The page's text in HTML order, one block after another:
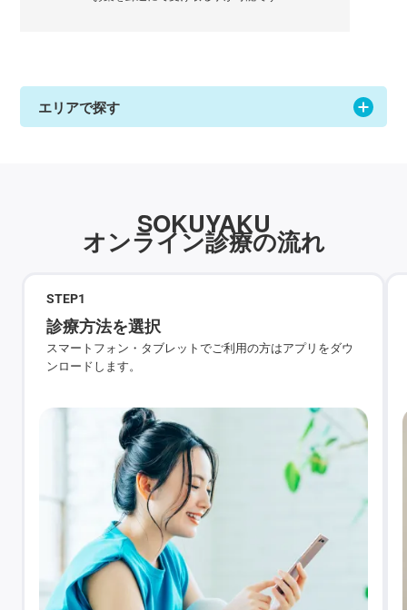
エリアで探す
SOKUYAKU
オンライン診療の流れ
STEP1
診療方法を選択
スマートフォン・タブレットでご利用の方はアプリをダウ
ンロードします。